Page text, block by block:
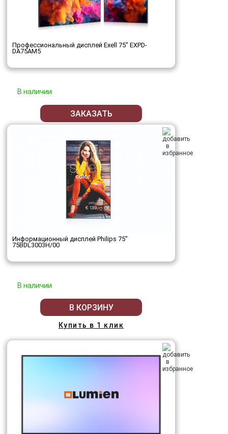
Профессиональный дисплей Exell 75" EXPD-
DA75AM5
В наличии
ЗАКАЗАТЬ
Информационный дисплей Philips 75"
75BDL3003H/00
В наличии
В КОРЗИНУ
Купить в 1 клик